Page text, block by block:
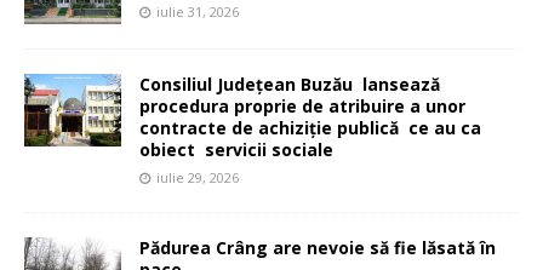
iulie 31, 2026
Consiliul Județean Buzău lansează
procedura proprie de atribuire a unor
contracte de achiziție publică ce au ca
obiect servicii sociale
iulie 29, 2026
Pădurea Crâng are nevoie să fie lăsată în